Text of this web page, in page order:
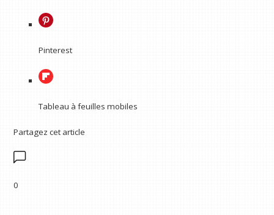
Pinterest
Tableau à feuilles mobiles
Partagez cet article
0